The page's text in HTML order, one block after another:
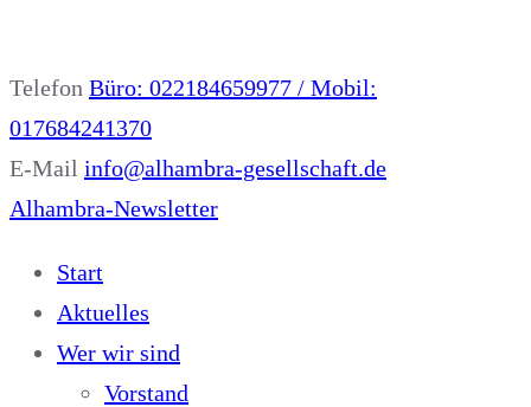
Telefon Büro: 022184659977 / Mobil:
017684241370
E-Mail info@alhambra-gesellschaft.de
Alhambra-Newsletter
Start
Aktuelles
Wer wir sind
Vorstand